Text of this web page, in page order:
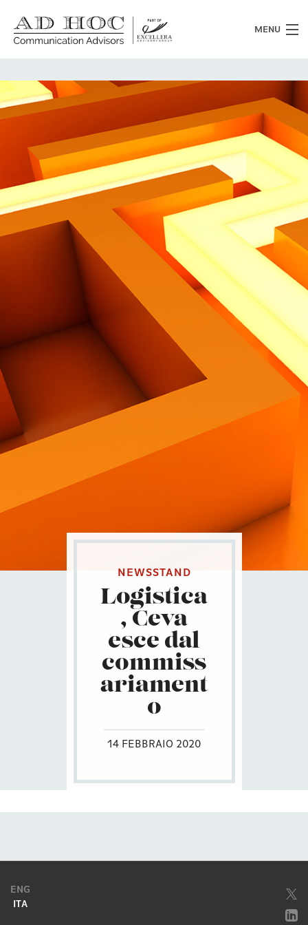
MENU
Chi siamo
Cosa facciamo
News
Clienti
Heritage
Lavora con noi
Contatti
Eng Ita
NEWSSTAND
Logistica
, Ceva
esce dal
commiss
ariament
o
14 FEBBRAIO 2020
ENG
ITA